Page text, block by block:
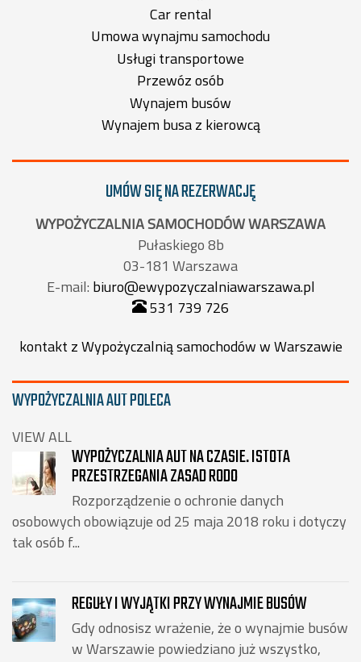
Car rental
Umowa wynajmu samochodu
Usługi transportowe
Przewóz osób
Wynajem busów
Wynajem busa z kierowcą
UMÓW SIĘ NA REZERWACJĘ
WYPOŻYCZALNIA SAMOCHODÓW WARSZAWA
Pułaskiego 8b
03-181 Warszawa
E-mail: biuro@ewypozyczalniawarszawa.pl
531 739 726
kontakt z Wypożyczalnią samochodów w Warszawie
WYPOŻYCZALNIA AUT POLECA
VIEW ALL
WYPOŻYCZALNIA AUT NA CZASIE. ISTOTA
PRZESTRZEGANIA ZASAD RODO
Rozporządzenie o ochronie danych
osobowych obowiązuje od 25 maja 2018 roku i dotyczy
tak osób f...
REGUŁY I WYJĄTKI PRZY WYNAJMIE BUSÓW
Gdy odnosisz wrażenie, że o wynajmie busów
w Warszawie powiedziano już wszystko,